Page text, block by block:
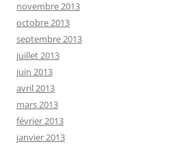
novembre 2013
octobre 2013
septembre 2013
juillet 2013
juin 2013
avril 2013
mars 2013
février 2013
janvier 2013